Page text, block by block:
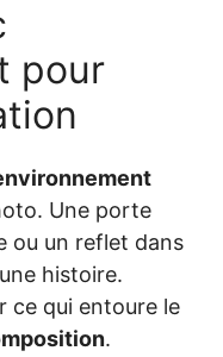
pour
Une porte
ou un reflet dans
histoire.
ce qui entoure le
.